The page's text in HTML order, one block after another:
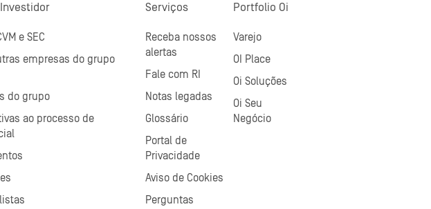
e SEC
empresas do grupo
do grupo
ao processo de
Serviços
Receba nossos
alertas
Fale com RI
Notas legadas
Glossário
Portal de
Privacidade
Aviso de Cookies
Perguntas
Portfolio Oi
Varejo
OI Place
Oi Soluções
Oi Seu
Negócio